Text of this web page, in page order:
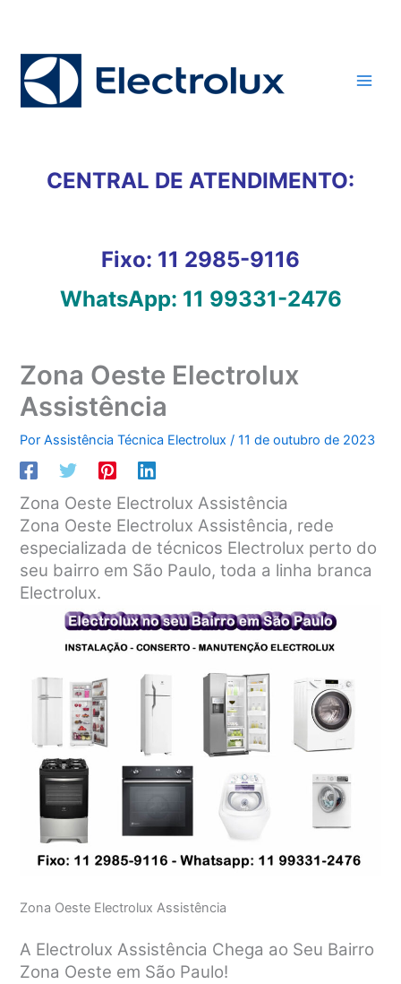
conteúdo
CENTRAL DE ATENDIMENTO:
Fixo: 11 2985-9116
WhatsApp: 11 99331-2476
Zona Oeste Electrolux
Assistência
PorAssistência Técnica Electrolux/11 de outubro de 2023
Zona Oeste Electrolux Assistência
Zona Oeste Electrolux Assistência, rede
especializada de técnicos Electrolux perto do
seu bairro em São Paulo, toda a linha branca
Electrolux.
Zona Oeste Electrolux Assistência
A Electrolux Assistência Chega ao Seu Bairro
Zona Oeste em São Paulo!